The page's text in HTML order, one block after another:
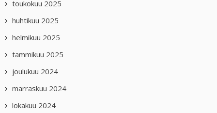
toukokuu 2025
huhtikuu 2025
helmikuu 2025
tammikuu 2025
joulukuu 2024
marraskuu 2024
lokakuu 2024